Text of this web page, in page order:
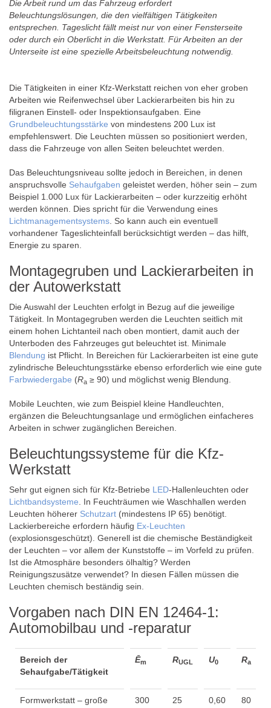
Die Arbeit rund um das Fahrzeug erfordert
Beleuchtungslösungen, die den vielfältigen Tätigkeiten
entsprechen. Tageslicht fällt meist nur von einer Fensterseite
oder durch ein Oberlicht in die Werkstatt. Für Arbeiten an der
Unterseite ist eine spezielle Arbeitsbeleuchtung notwendig.
Die Tätigkeiten in einer Kfz-Werkstatt reichen von eher groben
Arbeiten wie Reifenwechsel über Lackierarbeiten bis hin zu
filigranen Einstell- oder Inspektionsaufgaben. Eine
Grundbeleuchtungsstärke von mindestens 200 Lux ist
empfehlenswert. Die Leuchten müssen so positioniert werden,
dass die Fahrzeuge von allen Seiten beleuchtet werden.
Das Beleuchtungsniveau sollte jedoch in Bereichen, in denen
anspruchsvolle Sehaufgaben geleistet werden, höher sein – zum
Beispiel 1.000 Lux für Lackierarbeiten – oder kurzzeitig erhöht
werden können. Dies spricht für die Verwendung eines
Lichtmanagementsystems. So kann auch ein eventuell
vorhandener Tageslichteinfall berücksichtigt werden – das hilft,
Energie zu sparen.
Montagegruben und Lackierarbeiten in
der Autowerkstatt
Die Auswahl der Leuchten erfolgt in Bezug auf die jeweilige
Tätigkeit. In Montagegruben werden die Leuchten seitlich mit
einem hohen Lichtanteil nach oben montiert, damit auch der
Unterboden des Fahrzeuges gut beleuchtet ist. Minimale
Blendung ist Pflicht. In Bereichen für Lackierarbeiten ist eine gute
zylindrische Beleuchtungsstärke ebenso erforderlich wie eine gute
Farbwiedergabe (Ra ≥ 90) und möglichst wenig Blendung.
Mobile Leuchten, wie zum Beispiel kleine Handleuchten,
ergänzen die Beleuchtungsanlage und ermöglichen einfacheres
Arbeiten in schwer zugänglichen Bereichen.
Beleuchtungssysteme für die Kfz-
Werkstatt
Sehr gut eignen sich für Kfz-Betriebe LED-Hallenleuchten oder
Lichtbandsysteme. In Feuchträumen wie Waschhallen werden
Leuchten höherer Schutzart (mindestens IP 65) benötigt.
Lackierbereiche erfordern häufig Ex-Leuchten
(explosionsgeschützt). Generell ist die chemische Beständigkeit
der Leuchten – vor allem der Kunststoffe – im Vorfeld zu prüfen.
Ist die Atmosphäre besonders ölhaltig? Werden
Reinigungszusätze verwendet? In diesen Fällen müssen die
Leuchten chemisch beständig sein.
Vorgaben nach DIN EN 12464-1:
Automobilbau und -reparatur
Bereich der
Sehaufgabe/Tätigkeit
Ēm RUGL U0 Ra
Formwerkstatt – große
300 25 0,60 80